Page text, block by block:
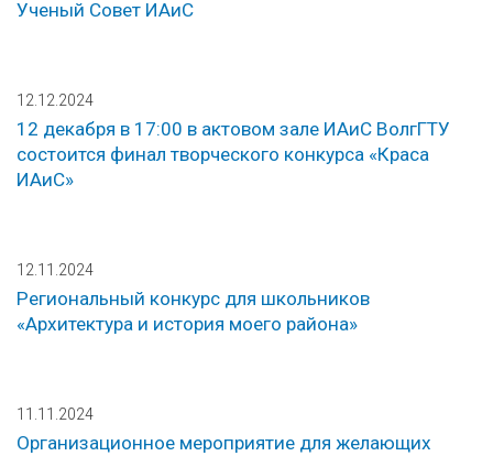
Ученый Совет ИАиС
12.12.2024
12 декабря в 17:00 в актовом зале ИАиС ВолгГТУ
состоится финал творческого конкурса «Краса
ИАиС»
12.11.2024
Региональный конкурс для школьников
«Архитектура и история моего района»
11.11.2024
Организационное мероприятие для желающих